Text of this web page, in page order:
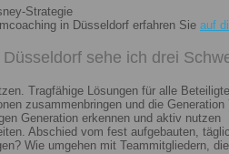
Strategie
in Düsseldorf erfahren Sie auf
sehe ich drei
Tragfähige Lösungen für alle
zusammenbringen und die
Generation erkennen und aktiv nutzen
Abschied vom fest aufgebauten,
Wie umgehen mit Teammitgliedern,